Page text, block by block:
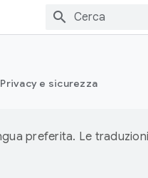
Privacy e sicurezza
preferita. Le